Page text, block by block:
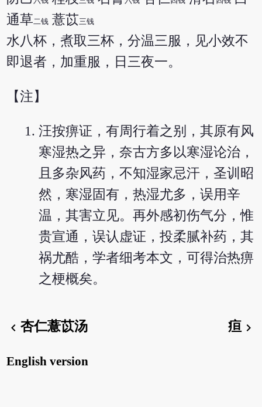
通草 二钱 薏苡三钱
水八杯，煮取三杯，分温三服，见小效不
即退者，加重服，日三夜一。
【注】
汪按痹证，有周行着之别，其原有风
寒湿热之异，奈古方多以寒湿论治，
且多杂风药，不知湿家忌汗，圣训昭
然，寒湿固有，热湿尤多，误用辛
温，其害立见。再外感初伤气分，惟
贵宣通，误认虚证，投柔腻补药，其
祸尤酷，学者细考本文，可得治热痹
之梗概矣。
chevron_left杏仁薏苡汤 疸chevron_right
English version